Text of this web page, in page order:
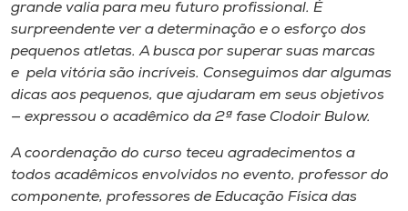
grande valia para meu futuro profissional. É
surpreendente ver a determinação e o esforço dos
pequenos atletas. A busca por superar suas marcas
e pela vitória são incríveis. Conseguimos dar algumas
dicas aos pequenos, que ajudaram em seus objetivos
— expressou o acadêmico da 2ª fase Clodoir Bulow.
A coordenação do curso teceu agradecimentos a
todos acadêmicos envolvidos no evento, professor do
componente, professores de Educação Física das